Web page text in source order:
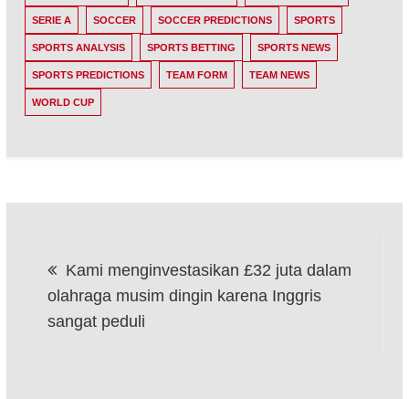
SERIE A SOCCER SOCCER PREDICTIONS SPORTS
SPORTS ANALYSIS SPORTS BETTING SPORTS NEWS
SPORTS PREDICTIONS TEAM FORM TEAM NEWS
WORLD CUP
navigation
Kami menginvestasikan £32 juta dalam
olahraga musim dingin karena Inggris
sangat peduli